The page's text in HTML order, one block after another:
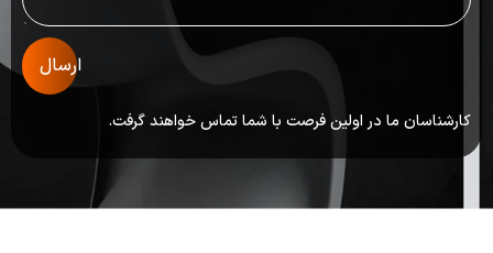
ارسال
کارشناسان ما در اولین فرصت با شما تماس خواهند گرفت.